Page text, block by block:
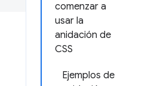
comenzar a
usar la
anidación de
CSS
Ejemplos de